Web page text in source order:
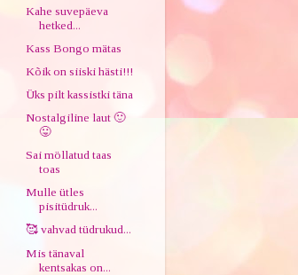
Kahe suvepäeva
hetked...
Kass Bongo mätas
Kõik on siiski hästi!!!
Üks pilt kassistki täna
Nostalgiline laut 🙂
😛
Sai möllatud taas
toas
Mulle ütles
pisitüdruk...
🥰 vahvad tüdrukud...
Mis tänaval
kentsakas on...